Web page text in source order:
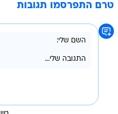
טרם התפרסמו תגובות